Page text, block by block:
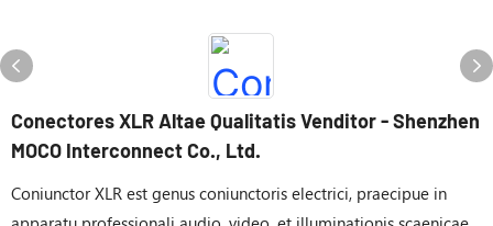
Conectores XLR Altae Qualitatis Venditor - Shenzhen
MOCO Interconnect Co., Ltd.
Coniunctor XLR est genus coniunctoris electrici, praecipue in